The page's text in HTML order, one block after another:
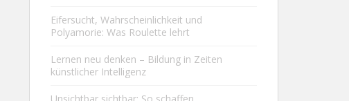
Eifersucht, Wahrscheinlichkeit und
Polyamorie: Was Roulette lehrt
Lernen neu denken – Bildung in Zeiten
künstlicher Intelligenz